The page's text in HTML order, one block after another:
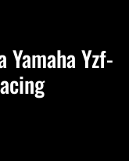
Yzf-